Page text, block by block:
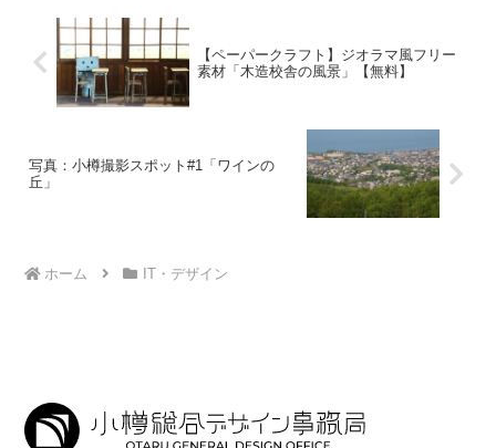
【ペーパークラフト】ジオラマ風フリー
素材「木造校舎の風景」【無料】
写真：小樽撮影スポット#1「ワインの
丘」
ホーム IT・デザイン